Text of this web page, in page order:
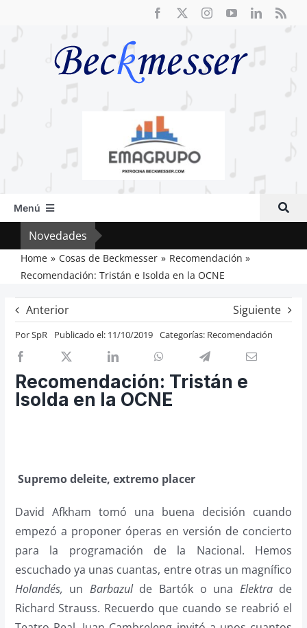
Menú
Inicio
Actual
Artículos
Crítica
Previos de ópera
Cosas de Beckmesser
Novedades
Home Cosas de Beckmesser
Recomendación
Recomendación: Tristán e Isolda en la OCNE
Anterior Siguiente
PorSpR Publicado el: 11/10/2019 Categorías: Recomendación
Recomendación: Tristán e
Isolda en la OCNE
Supremo deleite, extremo placer
David Afkham tomó una buena decisión cuando
empezó a proponer óperas en versión de concierto
para la programación de la Nacional. Hemos
escuchado ya unas cuantas, entre otras un magnífico
Holandés, un Barbazul de Bartók o una Elektra de
Richard Strauss. Recuerdo que cuando se reabrió el